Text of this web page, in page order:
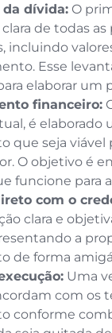
da dívida: O
de todas
incluindo
Esse
elaborar um
financeiro:
é elaborado
que seja viável
O objetivo é
funcione para
com o
clara e
a
de forma
Uma
com os
conforme